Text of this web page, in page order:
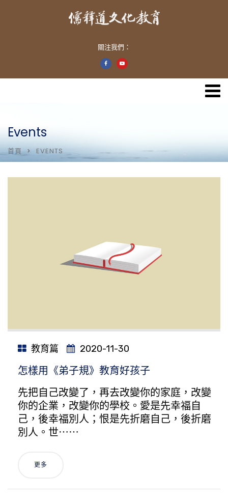
關注我們：
Events
首頁 EVENTS
教育篇 2020-11-30
怎樣用《弟子規》教育好孩子
先把自己改變了，再去改變你的家庭，改變
你的企業，改變你的學校。愛是先幸福自
己，後幸福別人；恨是先折磨自己，後折磨
別人。世⋯⋯
更多